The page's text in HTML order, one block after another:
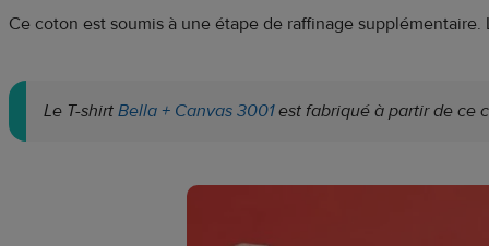
Ce coton est soumis à une étape de raffinage
Le T-shirt Bella + Canvas 3001est fabriqué à partir de ce